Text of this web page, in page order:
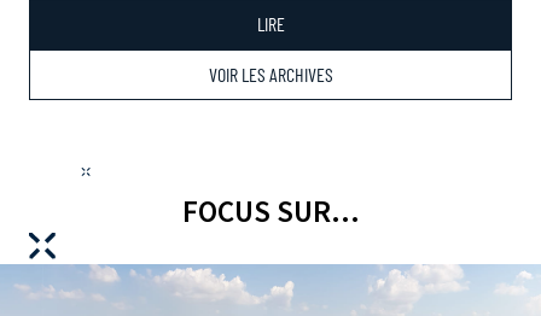
LIRE
VOIR LES ARCHIVES
FOCUS SUR...